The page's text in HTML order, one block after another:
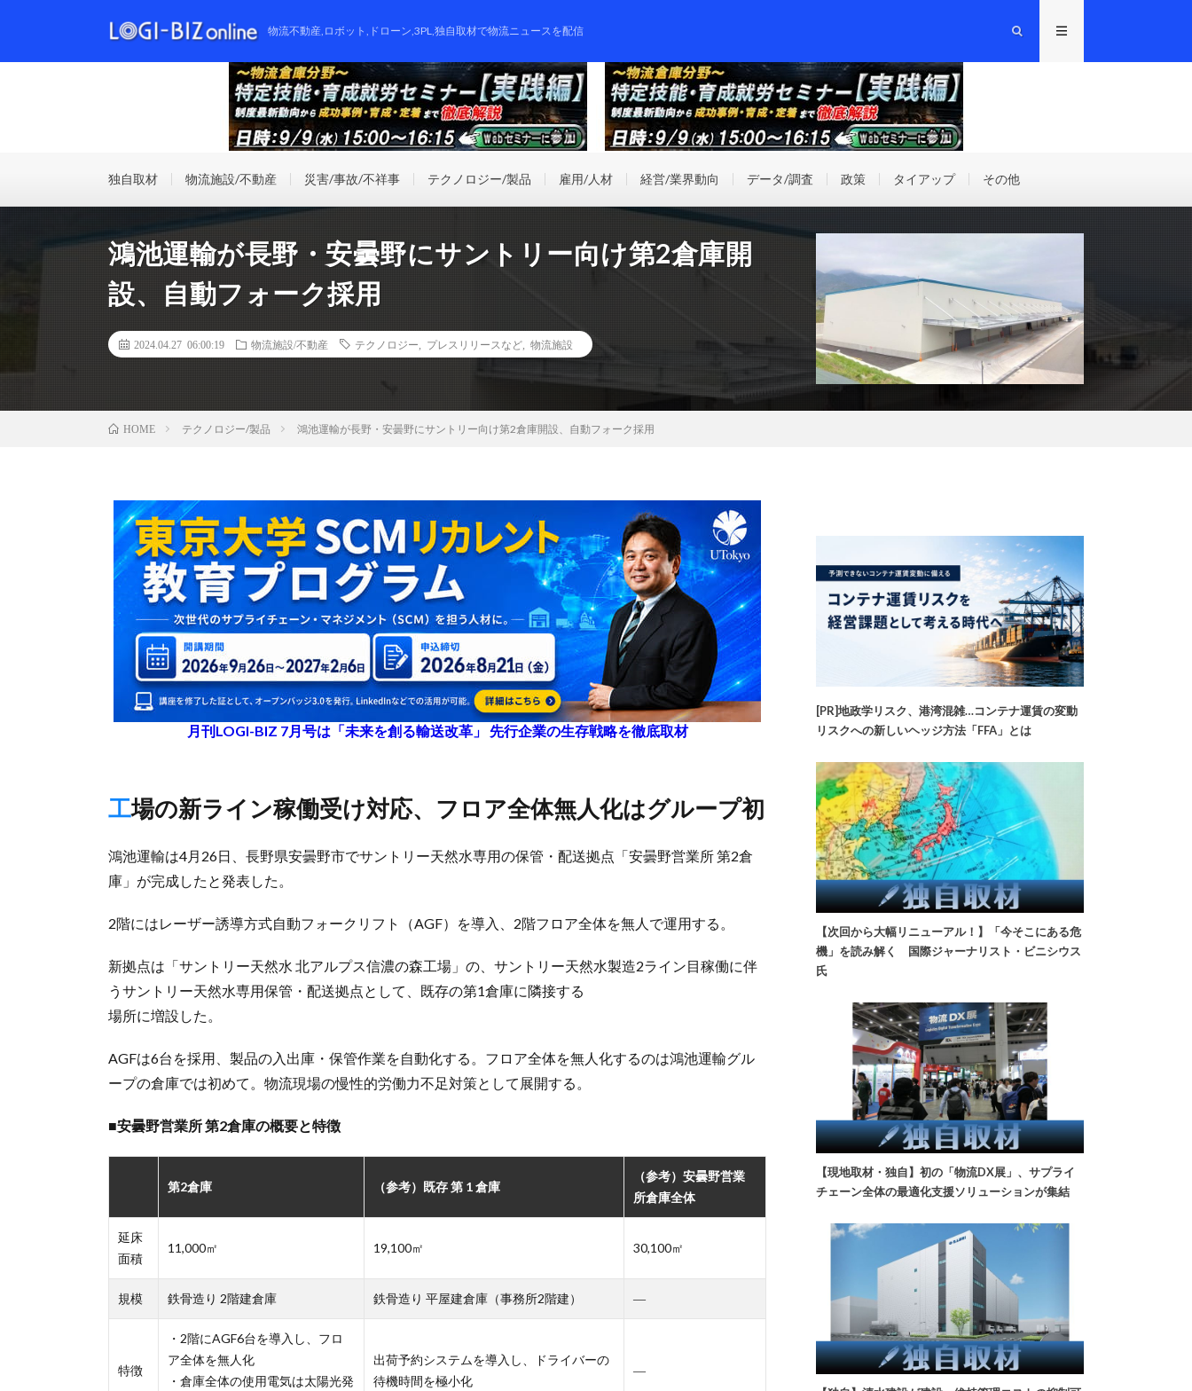
物流不動産,ロボット,ドローン,3PL,独自取材で物流ニュースを配信
独自取材 物流施設/不動産 災害/事故/不祥事 テクノロジー/製品 雇用/人材 経営/業界動向 データ/調査 政策 タイアップ その他
鴻池運輸が長野・安曇野にサントリー向け第2倉庫開
設、自動フォーク採用
2024.04.27 06:00:19 物流施設/不動産 テクノロジー プレスリリースなど 物流施設
HOME テクノロジー/製品 鴻池運輸が長野・安曇野にサントリー向け第2倉庫開設、自動フォーク採用
月刊LOGI-BIZ 7月号は「未来を創る輸送改革」 先行企業の生存戦略を徹底取材
工場の新ライン稼働受け対応、フロア全体無人化はグループ初
鴻池運輸は4月26日、長野県安曇野市でサントリー天然水専用の保管・配送拠点「安曇野営業所 第2倉
庫」が完成したと発表した。
2階にはレーザー誘導方式自動フォークリフト（AGF）を導入、2階フロア全体を無人で運用する。
新拠点は「サントリー天然水 北アルプス信濃の森工場」の、サントリー天然水製造2ライン目稼働に伴
うサントリー天然水専用保管・配送拠点として、既存の第1倉庫に隣接する
場所に増設した。
AGFは6台を採用、製品の入出庫・保管作業を自動化する。フロア全体を無人化するのは鴻池運輸グル
ープの倉庫では初めて。物流現場の慢性的労働力不足対策として展開する。
■安曇野営業所 第2倉庫の概要と特徴
第2倉庫 （参考）既存 第 1 倉庫
（参考）安曇野営業
所倉庫全体
延床
面積
11,000㎡ 19,100㎡ 30,100㎡
規模 鉄骨造り 2階建倉庫 鉄骨造り 平屋建倉庫（事務所2階建） ―
特徴
・2階にAGF6台を導入し、フロ
ア全体を無人化
・倉庫全体の使用電気は太陽光発
出荷予約システムを導入し、ドライバーの
待機時間を極小化
―
[PR]地政学リスク、港湾混雑…コンテナ運賃の変動
リスクへの新しいヘッジ方法「FFA」とは
【次回から大幅リニューアル！】「今そこにある危
機」を読み解く 国際ジャーナリスト・ビニシウス
氏
【現地取材・独自】初の「物流DX展」、サプライ
チェーン全体の最適化支援ソリューションが集結